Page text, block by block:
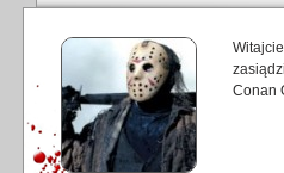
Conan